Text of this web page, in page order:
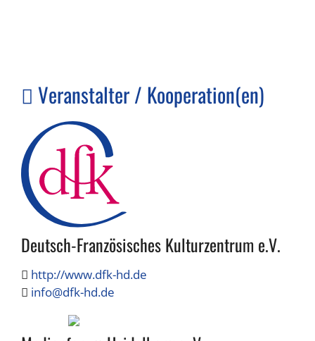
Veranstalter / Kooperation(en)
Deutsch-Französisches Kulturzentrum e.V.
http://www.dfk-hd.de
info@dfk-hd.de